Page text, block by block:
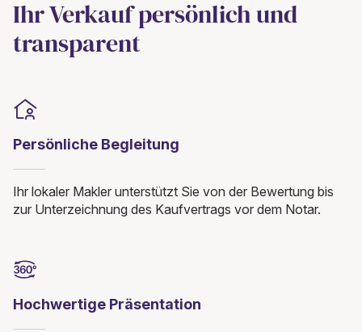
Ihr Verkauf persönlich und
transparent
Persönliche Begleitung
Ihr lokaler Makler unterstützt Sie von der Bewertung bis
zur Unterzeichnung des Kaufvertrags vor dem Notar.
Hochwertige Präsentation